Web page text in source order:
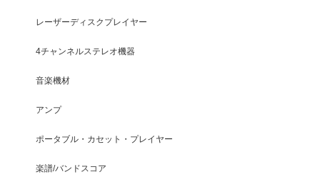
レーザーディスクプレイヤー
4チャンネルステレオ機器
音楽機材
アンプ
ポータブル・カセット・プレイヤー
楽譜/バンドスコア